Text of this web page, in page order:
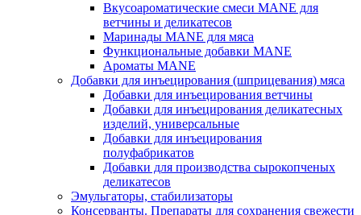
Вкусоароматические смеси MANE для
ветчины и деликатесов
Маринады MANE для мяса
Функциональные добавки MANE
Ароматы MANE
Добавки для инъецирования (шприцевания) мяса
Добавки для инъецирования ветчины
Добавки для инъецирования деликатесных
изделий, универсальные
Добавки для инъецирования
полуфабрикатов
Добавки для производства сырокопченых
деликатесов
Эмульгаторы, стабилизаторы
Консерванты. Препараты для сохранения свежести